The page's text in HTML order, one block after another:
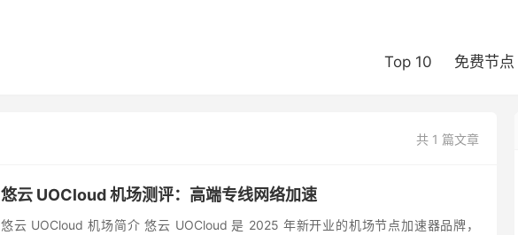
Top 10 免费节点
共 1 篇文章
悠云 UOCloud 机场测评：高端专线网络加速
悠云 UOCloud 机场简介 悠云 UOCloud 是 2025 年新开业的机场节点加速器品牌，